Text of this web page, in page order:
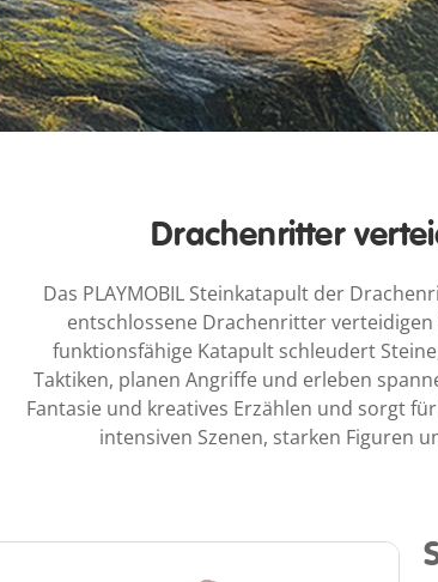
Drachenritter
Das PLAYMOBIL Steinkatapult der
entschlossene Drachenritter
funktionsfähige Katapult schleudert
Taktiken, planen Angriffe und erleben
Fantasie und kreatives Erzählen und sorgt
intensiven Szenen, starken Figuren